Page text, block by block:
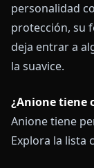
personalidad
protección, su
deja entrar a
la suavice.
¿Anione tiene
Anione tiene
Explora la lista